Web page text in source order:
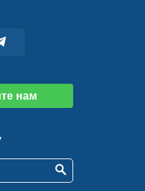
нам